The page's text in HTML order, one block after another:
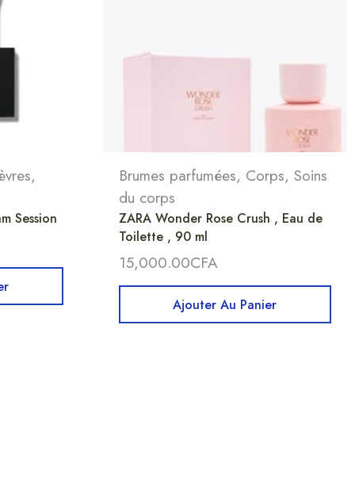
,
Session
Brumes parfumées, Corps, Soins
du corps
ZARA Wonder Rose Crush , Eau de
Toilette , 90 ml
15,000.00CFA
Ajouter Au Panier